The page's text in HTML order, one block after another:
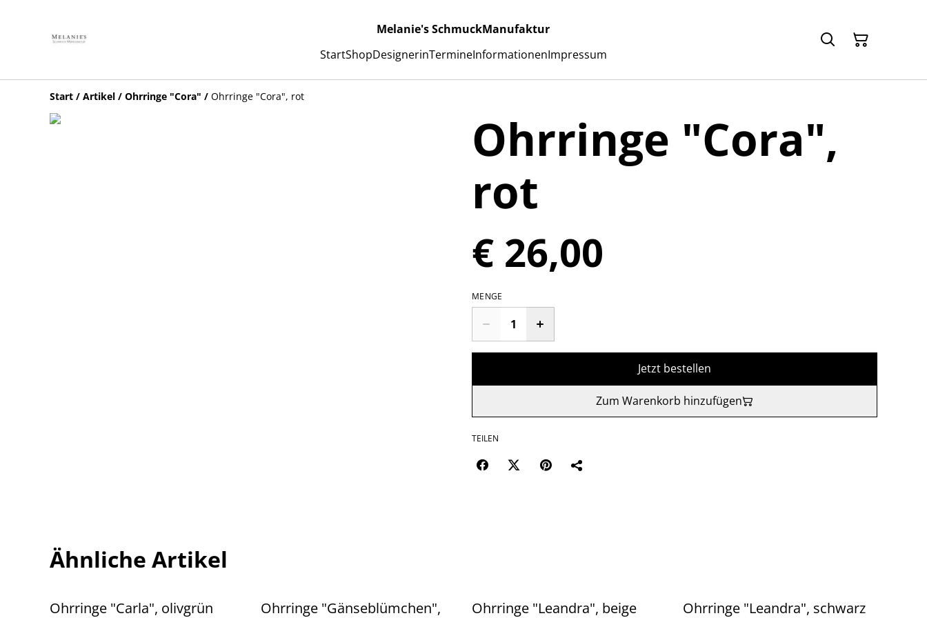
Melanie's SchmuckManufaktur
StartShopDesignerinTermineInformationenImpressum
Start / Artikel / Ohrringe "Cora" / Ohrringe "Cora", rot
Ohrringe "Cora",
rot
€ 26,00
MENGE
Jetzt bestellen
Zum Warenkorb hinzufügen
TEILEN
Ähnliche Artikel
Ohrringe "Carla", olivgrün
Ohrringe "Gänseblümchen",
Ohrringe "Leandra", beige Ohrringe "Leandra", schwarz